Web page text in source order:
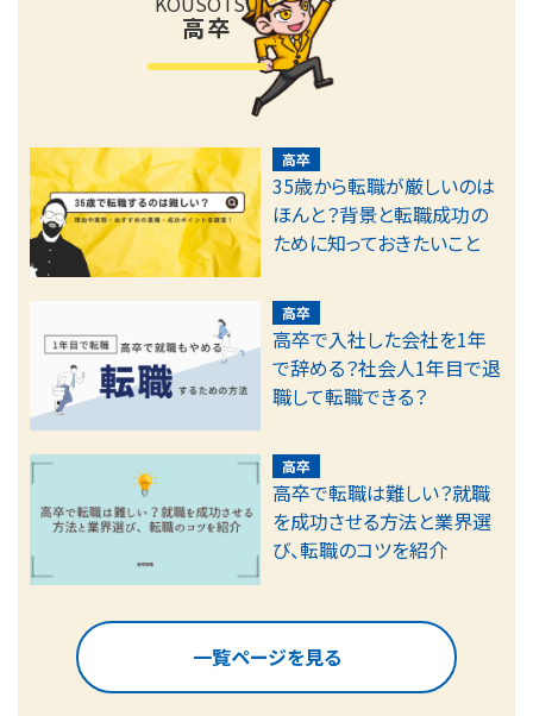
高卒
高卒
35歳から転職が厳しいのは
ほんと？背景と転職成功の
ために知っておきたいこと
高卒
高卒で入社した会社を1年
で辞める？社会人1年目で退
職して転職できる？
高卒
高卒で転職は難しい？就職
を成功させる方法と業界選
び、転職のコツを紹介
一覧ページを見る